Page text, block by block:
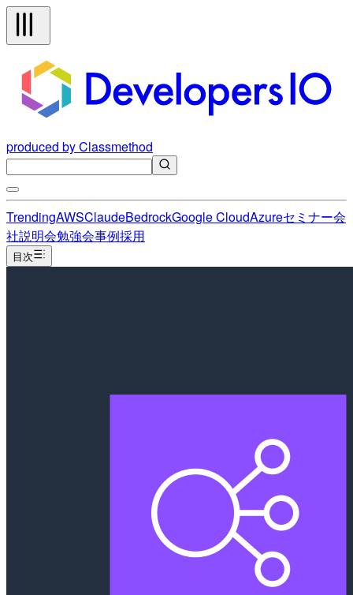
produced by Classmethod
TrendingAWSClaudeBedrockGoogle CloudAzureセミナー会
社説明会勉強会事例採用
目次